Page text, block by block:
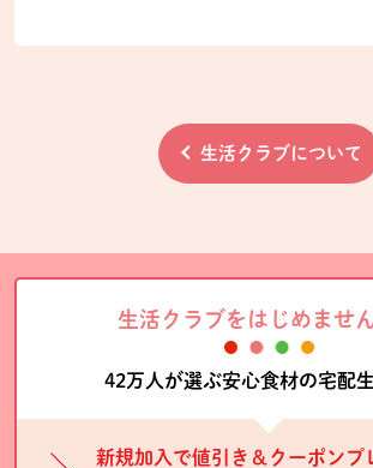
生活クラブについて
生活クラブをはじめませ
42万人が選ぶ安心食材の宅配
新規加入で値引き＆クーポンプ